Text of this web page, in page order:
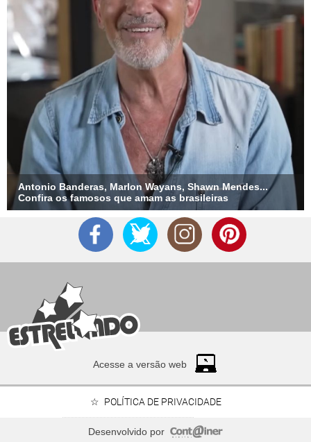
Antonio Banderas, Marlon Wayans, Shawn Mendes...
Confira os famosos que amam as brasileiras
Acesse a versão web
POLÍTICA DE PRIVACIDADE
Desenvolvido por